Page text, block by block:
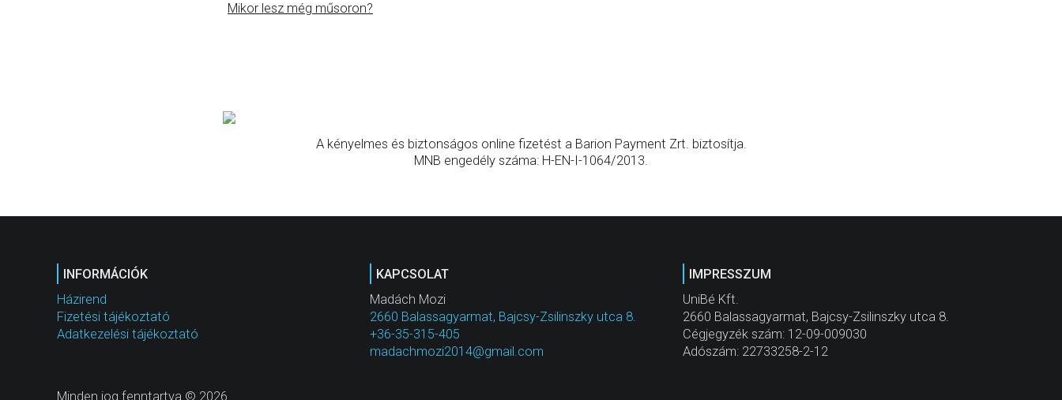
Mikor lesz még műsoron?
A kényelmes és biztonságos online fizetést a Barion Payment Zrt. biztosítja.
MNB engedély száma: H-EN-I-1064/2013.
INFORMÁCIÓK
Házirend
Fizetési tájékoztató
Adatkezelési tájékoztató
KAPCSOLAT
Madách Mozi
2660 Balassagyarmat, Bajcsy-Zsilinszky utca 8.
+36-35-315-405
madachmozi2014@gmail.com
IMPRESSZUM
UniBé Kft.
2660 Balassagyarmat, Bajcsy-Zsilinszky utca 8.
Cégjegyzék szám: 12-09-009030
Adószám: 22733258-2-12
Minden jog fenntartva © 2026